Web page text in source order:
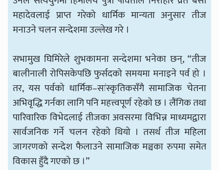
महादेवलाई प्राप्त गरेको धार्मिक मान्यता अनुसार तीज
मनाउने चलन सन्देशमा उल्लेख गरे ।
सभामुख घिमिरेले शुभकामना सन्देशमा भनेका छन्, “तीज
बालीनाली रोपिसकेपछि फुर्सदको समयमा मनाइने पर्व हो ।
तर, यस पर्वको धार्मिक–सांस्कृतिकसँगै सामाजिक चेतना
अभिवृद्धि गर्नका लागि पनि महत्त्वपूर्ण रहेको छ । लैंगिक तथा
पारिवारिक विभेदलाई तीजका अवसरमा विभिन्न माध्यमद्वारा
सार्वजनिक गर्ने चलन रहेको थियो । तसर्थ तीज महिला
जागरणको सन्देश फैलाउने सामाजिक मञ्चका रुपमा समेत
विकास हुँदै गएको छ ।”